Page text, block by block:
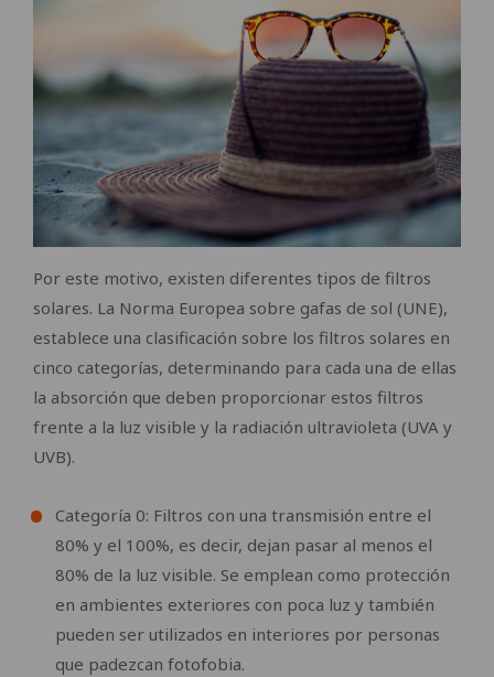
Por este motivo, existen diferentes tipos de filtros
solares. La Norma Europea sobre gafas de sol (UNE),
establece una clasificación sobre los filtros solares en
cinco categorías, determinando para cada una de ellas
la absorción que deben proporcionar estos filtros
frente a la luz visible y la radiación ultravioleta (UVA y
UVB).
Categoría 0: Filtros con una transmisión entre el
80% y el 100%, es decir, dejan pasar al menos el
80% de la luz visible. Se emplean como protección
en ambientes exteriores con poca luz y también
pueden ser utilizados en interiores por personas
que padezcan fotofobia.